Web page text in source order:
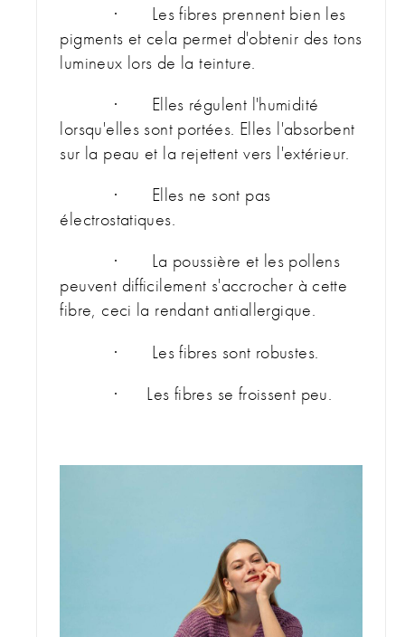
· Les fibres prennent bien les
pigments et cela permet d'obtenir des tons
lumineux lors de la teinture.
· Elles régulent l'humidité
lorsqu'elles sont portées. Elles l'absorbent
sur la peau et la rejettent vers l'extérieur.
· Elles ne sont pas
électrostatiques.
· La poussière et les pollens
peuvent difficilement s'accrocher à cette
fibre, ceci la rendant antiallergique.
· Les fibres sont robustes.
· Les fibres se froissent peu.